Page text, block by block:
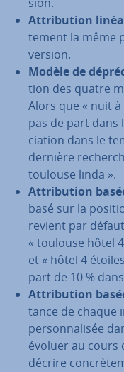
At­tri­bu­tion
te­ment la même
ver­sion.
Modèle de
tion des quatre
Alors que « nuit
pas de part
cia­tion dans le
dernière
toulouse linda ».
At­tri­bu­tion
basé sur la
revient par
« toulouse hôtel
et « hôtel 4
part de 10 %
At­tri­bu­tion
tance de chaque
per­son­na­li­sée
évoluer au cours
décrire